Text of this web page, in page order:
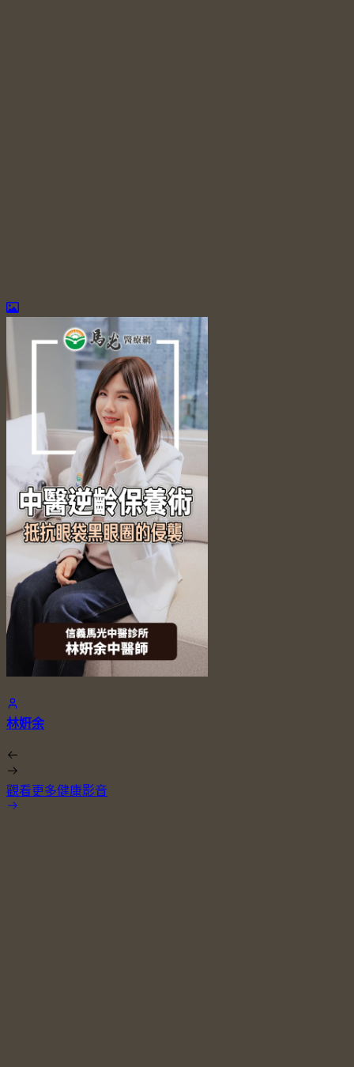
林姸余
觀看更多健康影音